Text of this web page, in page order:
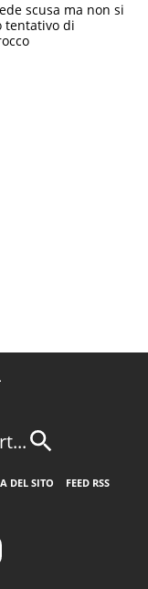
scusa ma non si
tentativo di
DEL SITO
FEED RSS